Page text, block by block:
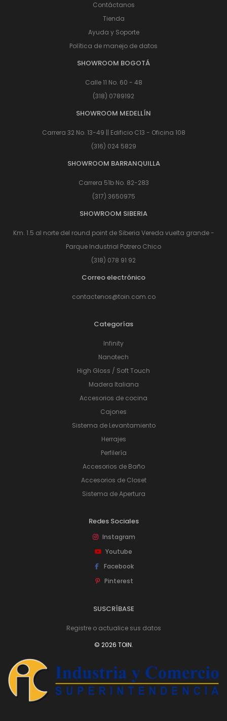
Contáctanos
Tienda
Ayuda y Soporte
Política de manejo de datos
SHOWROOM BOGOTÁ
Calle 11 No. 60 - 48
(318) 0789192
SHOWROOM MEDELLÍN
Carrera 32 No. 13-49 || Edificio C13 - Oficina 108
(316) 024 5829
SHOWROOM BARRANQUILLA
Carrera 51b No. 82-283
(317) 3650975
SHOWROOM SIBERIA
Km. 1.5 al norte del round point de Siberia Vereda vuelta grande -
Parque Industrial Potrero Chico
(318) 078 91 92
Correo electrónico
contactenos@toin.com.co
Categorías
Infinity
Nanotech
High Gloss / Soft Touch
Madera Italiana
Accesorios de cocina
Cajones
Sistema de Levantamiento
Herrajes
Perfilería
Accesorios de Baño
Accesorios de Closet
Sistema de Apertura
Redes Sociales
Instagram
Youtube
Facebook
Pinterest
SUSCRÍBASE
Registre o actualice sus datos
© 2026 TOIN.